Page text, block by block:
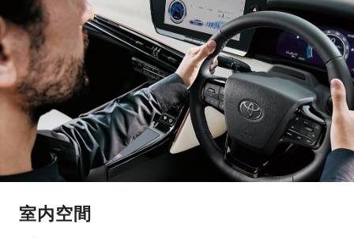
室内空間